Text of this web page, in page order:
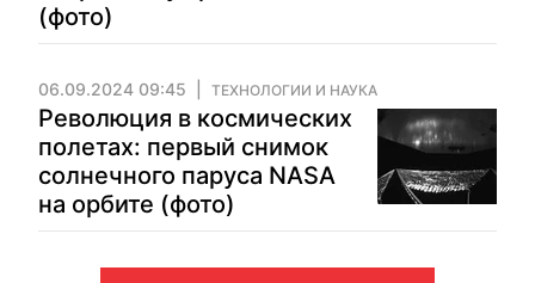
(фото)
06.09.2024 09:45 ТЕХНОЛОГИИ И НАУКА
Революция в космических
полетах: первый снимок
солнечного паруса NASA
на орбите (фото)